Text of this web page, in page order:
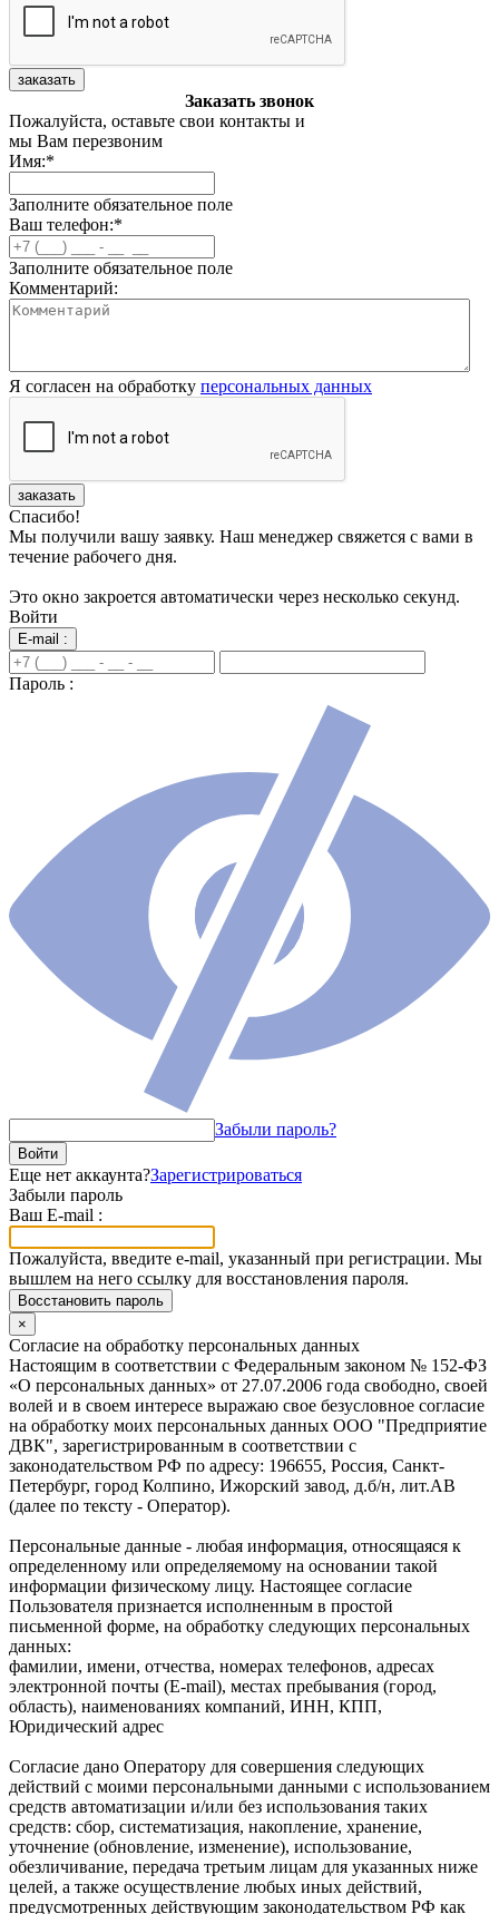
заказать
Заказать звонок
Пожалуйста, оставьте свои контакты и
мы Вам перезвоним
Имя:*
Заполните обязательное поле
Ваш телефон:*
Заполните обязательное поле
Комментарий:
Я согласен на обработку персональных данных
заказать
Спасибо!
Мы получили вашу заявку. Наш менеджер свяжется с вами в
течение рабочего дня.
Это окно закроется автоматически через несколько секунд.
Войти
E-mail :
Пароль :
Забыли пароль?
Войти
Еще нет аккаунта?Зарегистрироваться
Забыли пароль
Ваш E-mail :
Пожалуйста, введите e-mail, указанный при регистрации. Мы
вышлем на него ссылку для восстановления пароля.
Восстановить пароль
×
Согласие на обработку персональных данных
Настоящим в соответствии с Федеральным законом № 152-ФЗ
«О персональных данных» от 27.07.2006 года свободно, своей
волей и в своем интересе выражаю свое безусловное согласие
на обработку моих персональных данных ООО "Предприятие
ДВК", зарегистрированным в соответствии с
законодательством РФ по адресу: 196655, Россия, Санкт-
Петербург, город Колпино, Ижорский завод, д.б/н, лит.АВ
(далее по тексту - Оператор).
Персональные данные - любая информация, относящаяся к
определенному или определяемому на основании такой
информации физическому лицу. Настоящее согласие
Пользователя признается исполненным в простой
письменной форме, на обработку следующих персональных
данных:
фамилии, имени, отчества, номерах телефонов, адресах
электронной почты (E-mail), местах пребывания (город,
область), наименованиях компаний, ИНН, КПП,
Юридический адрес
Согласие дано Оператору для совершения следующих
действий с моими персональными данными с использованием
средств автоматизации и/или без использования таких
средств: сбор, систематизация, накопление, хранение,
уточнение (обновление, изменение), использование,
обезличивание, передача третьим лицам для указанных ниже
целей, а также осуществление любых иных действий,
предусмотренных действующим законодательством РФ как